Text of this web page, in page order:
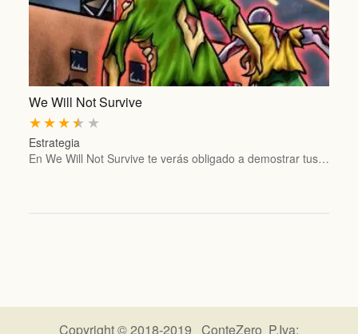
We Will Not Survive
★
★
★
★
★
Estrategia
En We Will Not Survive te verás obligado a demostrar tus…
Copyright © 2018-2019 ConteZero P.Iva: